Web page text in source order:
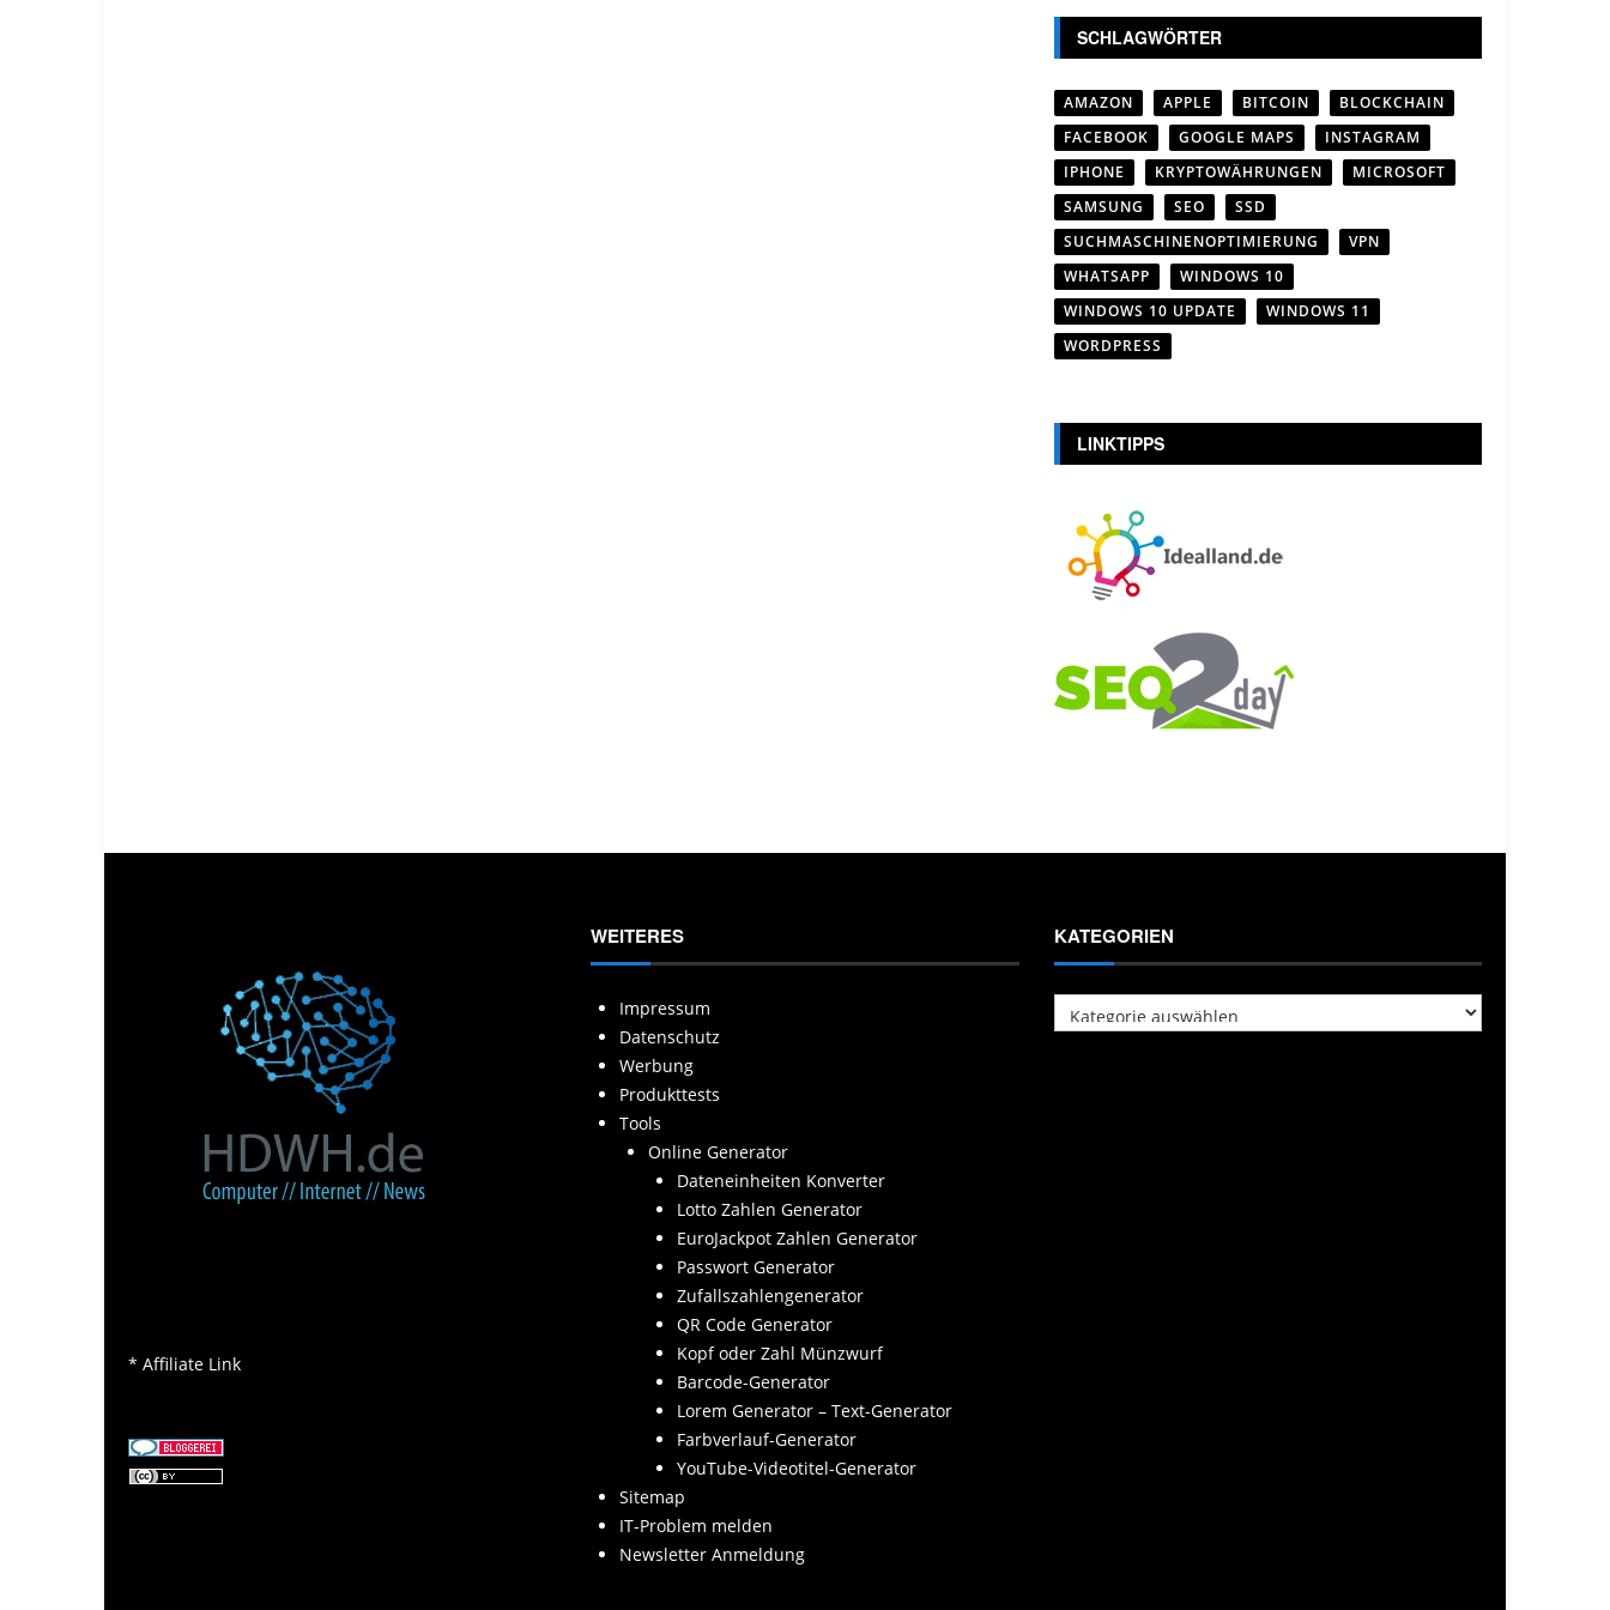
SCHLAGWÖRTER
AMAZON APPLE BITCOIN
BLOCKCHAIN
FACEBOOK
GOOGLE MAPS
INSTAGRAM
IPHONE
KRYPTOWÄHRUNGEN
MICROSOFT
SAMSUNG
SEO
SSD
SUCHMASCHINENOPTIMIERUNG
VPN
WHATSAPP
WINDOWS 10
WINDOWS 10 UPDATE
WINDOWS 11
WORDPRESS
LINKTIPPS
* Affiliate Link
WEITERES
Impressum
Datenschutz
Werbung
Produkttests
Tools
Online Generator
Dateneinheiten Konverter
Lotto Zahlen Generator
EuroJackpot Zahlen Generator
Passwort Generator
Zufallszahlengenerator
QR Code Generator
Kopf oder Zahl Münzwurf
Barcode-Generator
Lorem Generator – Text-Generator
Farbverlauf-Generator
YouTube-Videotitel-Generator
Sitemap
IT-Problem melden
Newsletter Anmeldung
KATEGORIEN
Kategorien